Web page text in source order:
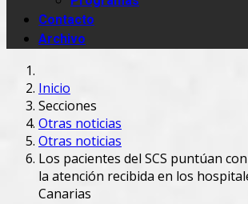
Contacto
Archivo
Inicio
Secciones
Otras noticias
Otras noticias
Los pacientes del SCS puntúan
la atención recibida en los
Canarias